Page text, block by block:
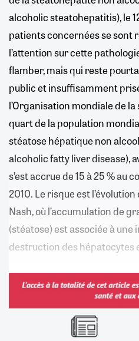
alcoholic steatohepatitis), le
patients concernées se sont
l’attention sur cette
flamber, mais qui reste
public et insuffisamment
l’Organisation mondiale de la
quart de la population
stéatose hépatique non
alcoholic fatty liver disease),
s’est accrue de 15 à 25 % au
2010. Le risque est
Nash, où l’accumulation de
(stéatose) est associée à
destruction des hépatocytes